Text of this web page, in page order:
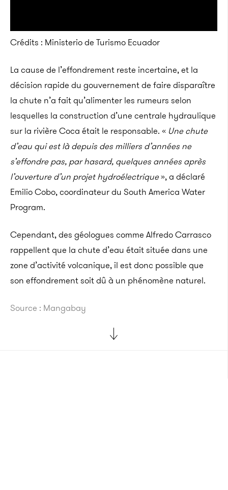
Crédits : Ministerio de Turismo Ecuador
La cause de l’effondrement reste incertaine, et la
décision rapide du gouvernement de faire disparaître
la chute n’a fait qu’alimenter les rumeurs selon
lesquelles la construction d’une centrale hydraulique
sur la rivière Coca était le responsable. « Une chute
d’eau qui est là depuis des milliers d’années ne
s’effondre pas, par hasard, quelques années après
l’ouverture d’un projet hydroélectrique», a déclaré
Emilio Cobo, coordinateur du South America Water
Program.
Cependant, des géologues comme Alfredo Carrasco
rappellent que la chute d’eau était située dans une
zone d’activité volcanique, il est donc possible que
son effondrement soit dû à un phénomène naturel.
Source : Mangabay